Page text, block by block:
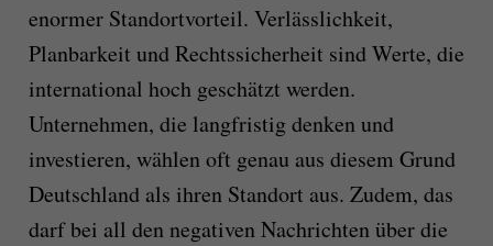
enormer Standortvorteil. Verlässlichkeit,
Planbarkeit und Rechtssicherheit sind Werte, die
international hoch geschätzt werden.
Unternehmen, die langfristig denken und
investieren, wählen oft genau aus diesem Grund
Deutschland als ihren Standort aus. Zudem, das
darf bei all den negativen Nachrichten über die